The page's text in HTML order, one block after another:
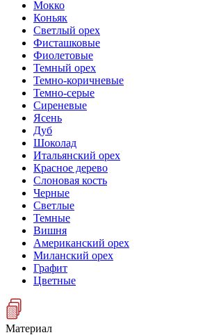
Мокко
Коньяк
Светлый орех
Фисташковые
Фиолетовые
Темный орех
Темно-коричневые
Темно-серые
Сиреневые
Ясень
Дуб
Шоколад
Итальянский орех
Красное дерево
Слоновая кость
Черные
Светлые
Темные
Вишня
Американский орех
Миланский орех
Графит
Цветные
Материал